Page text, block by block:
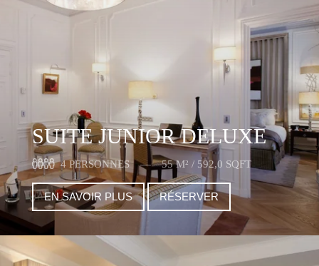
SUITE JUNIOR DELUXE
4 PERSONNES 55 M² / 592,0 SQFT
EN SAVOIR PLUS RÉSERVER